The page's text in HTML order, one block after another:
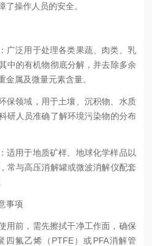
了操作人员的安全。
泛用于处理各类果蔬、肉类、乳
中的有机物彻底分解，并去除多余
属及微量元素含量。
领域，用于土壤、沉积物、水质
研人员准确了解环境污染物的分布
用于地质矿样、地球化学样品以
常与高压消解罐或微波消解仪配套
事项
前，需先擦拭干净工作面，确保
四氟乙烯（PTFE）或PFA消解管